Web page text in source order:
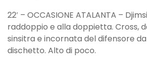
22′ – OCCASIONE ATALANTA –
raddoppio e alla doppietta. Cross,
sinsitra e incornata del difensore
dischetto. Alto di poco.